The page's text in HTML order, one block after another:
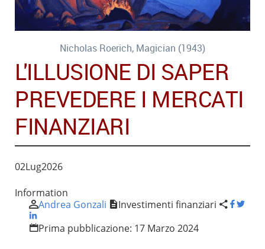
Nicholas Roerich, Magician (1943)
L'ILLUSIONE DI SAPER
PREVEDERE I MERCATI
FINANZIARI
02Lug2026
Information
Andrea Gonzali
Investimenti finanziari
Prima pubblicazione: 17 Marzo 2024